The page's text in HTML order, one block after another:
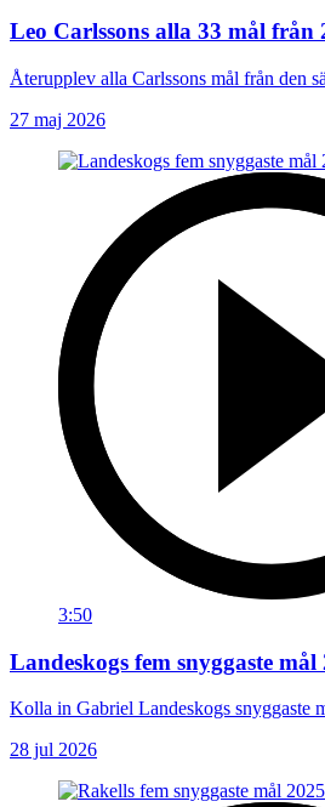
Leo Carlssons alla 33 mål från
Återupplev alla Carlssons mål från den
27 maj 2026
3:50
Landeskogs fem snyggaste mål
Kolla in Gabriel Landeskogs snyggaste
28 jul 2026